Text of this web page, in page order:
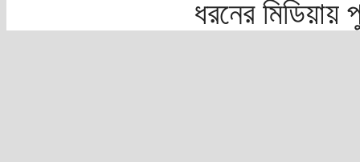
ধরনের মিডিয়ায়